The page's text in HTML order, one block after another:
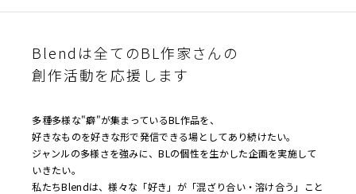
Blendは全てのBL作家さんの
創作活動を応援します
多種多様な"癖"が集まっているBL作品を、
好きなものを好きな形で発信できる場としてあり続けたい。
ジャンルの多様さを強みに、BLの個性を生かした企画を実施して
いきたい。
私たちBlendは、様々な「好き」が「混ざり合い・溶け合う」こと